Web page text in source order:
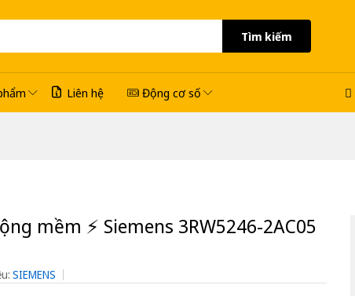
Tìm kiếm
Liên hệ Động cơ số
mềm ⚡️ Siemens 3RW5246-2AC05
SIEMENS